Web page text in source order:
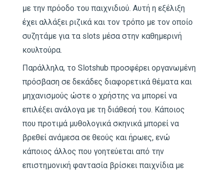
με την πρόοδο του παιχνιδιού. Αυτή η εξέλιξη
έχει αλλάξει ριζικά και τον τρόπο με τον οποίο
συζητάμε για τα slots μέσα στην καθημερινή
κουλτούρα.
Παράλληλα, το Slotshub προσφέρει οργανωμένη
πρόσβαση σε δεκάδες διαφορετικά θέματα και
μηχανισμούς ώστε ο χρήστης να μπορεί να
επιλέξει ανάλογα με τη διάθεσή του. Κάποιος
που προτιμά μυθολογικά σκηνικά μπορεί να
βρεθεί ανάμεσα σε θεούς και ήρωες, ενώ
κάποιος άλλος που γοητεύεται από την
επιστημονική φαντασία βρίσκει παιχνίδια με